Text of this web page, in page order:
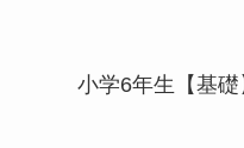
小学6年生【基